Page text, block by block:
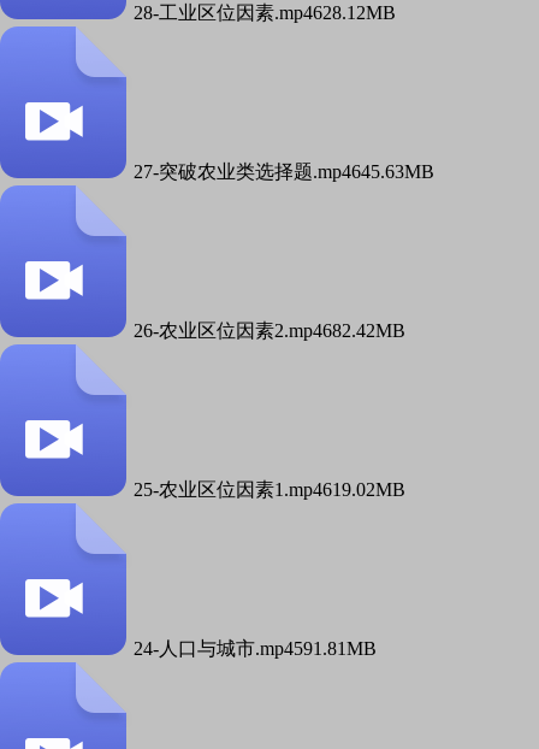
28-工业区位因素.mp4628.12MB
27-突破农业类选择题.mp4645.63MB
26-农业区位因素2.mp4682.42MB
25-农业区位因素1.mp4619.02MB
24-人口与城市.mp4591.81MB